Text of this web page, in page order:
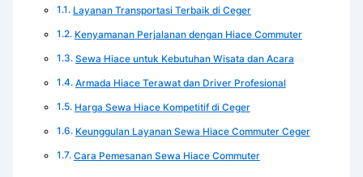
Layanan Transportasi Terbaik di Ceger
Kenyamanan Perjalanan dengan Hiace Commuter
Sewa Hiace untuk Kebutuhan Wisata dan Acara
Armada Hiace Terawat dan Driver Profesional
Harga Sewa Hiace Kompetitif di Ceger
Keunggulan Layanan Sewa Hiace Commuter Ceger
Cara Pemesanan Sewa Hiace Commuter